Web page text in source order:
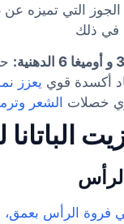
الجوز التي تميزه
في ذلك
أكسدة قوي يعزز
خصلات الشعر
في فروة الرأس بعمق،